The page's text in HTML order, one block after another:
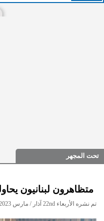
تحت المجهر
متظاهرون لبنانيون
تم نشره الأربعاء 22nd آذار / مارس 2023 01:51 مساءً